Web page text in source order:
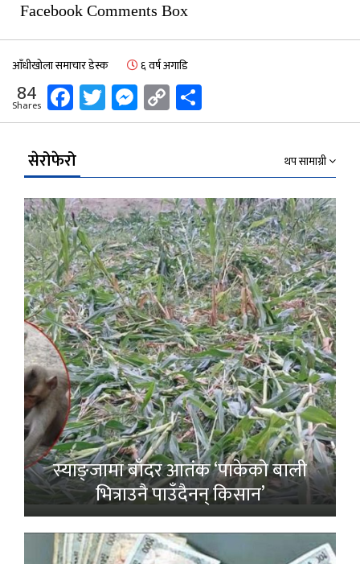
Facebook Comments Box
आँधीखोला समाचार डेस्क ६ वर्ष अगाडि
84
Shares Facebook
Twitter
Messenger
Copy
Link
सेरोफेरो थप सामाग्री
स्याङ्जामा बाँदर आतंक ‘पाकेको बाली
भित्राउनै पाउँदैनन् किसान’